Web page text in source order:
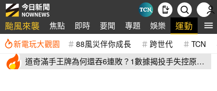
颱風來襲 焦點 即時 要聞 專題 娛樂 運動 全
新電玩大觀園 88風災伴你成長 跨世代 TCN
道奇滿手王牌為何還吞6連敗？1數據揭投手失控原